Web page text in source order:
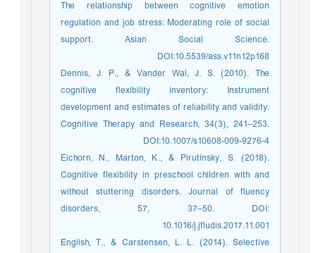
The relationship between cognitive emotion
regulation and job stress: Moderating role of social
support. Asian Social Science.
DOI:10.5539/ass.v11n12p168
Dennis, J. P., & Vander Wal, J. S. (2010). The
cognitive flexibility inventory: Instrument
development and estimates of reliability and validity.
Cognitive Therapy and Research, 34(3), 241–253.
DOI:10.1007/s10608-009-9276-4
Eichorn, N., Marton, K., & Pirutinsky, S. (2018).
Cognitive flexibility in preschool children with and
without stuttering disorders. Journal of fluency
disorders, 57, 37–50. DOI:
10.1016/j.jfludis.2017.11.001
English, T., & Carstensen, L. L. (2014). Selective